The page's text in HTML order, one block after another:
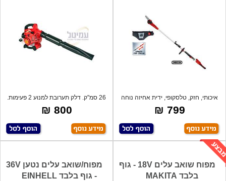
איכותי, חזק, טלסקופי, ידית אחיזה נוחה
אג
799 ₪
26 סמ"ק. דלק תערובת למנוע 2 פעימות.
800 ₪
מפוח שואב עלים 18V - גוף
בלבד MAKITA
מפוח/שואב עלים נטען 36V
- גוף בלבד EINHELL